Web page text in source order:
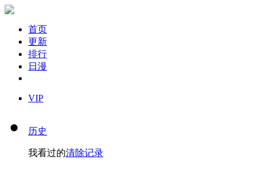
首页
更新
排行
日漫
VIP
历史
我看过的清除记录